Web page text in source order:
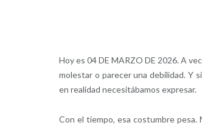
Hoy es 04 DE MARZO DE 2026. A
molestar o parecer una debilidad. Y
en realidad necesitábamos expresar.
Con el tiempo, esa costumbre pesa.